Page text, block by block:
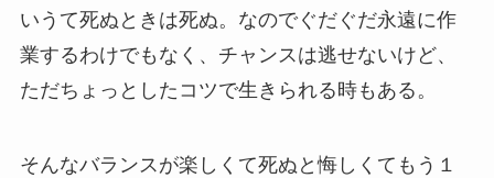
いうて死ぬときは死ぬ。なのでぐだぐだ永遠に作
業するわけでもなく、チャンスは逃せないけど、
ただちょっとしたコツで生きられる時もある。
そんなバランスが楽しくて死ぬと悔しくてもう１